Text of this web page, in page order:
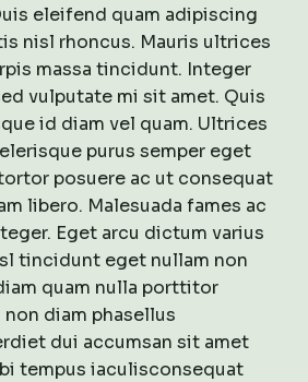
eleifend quam adipiscing
nisl rhoncus. Mauris ultrices
massa tincidunt. Integer
vulputate mi sit amet. Quis
id diam vel quam. Ultrices
purus semper eget
posuere ac ut consequat
libero. Malesuada fames ac
Eget arcu dictum varius
tincidunt eget nullam non
quam nulla porttitor
non diam phasellus
dui accumsan sit amet
tempus iaculisconsequat